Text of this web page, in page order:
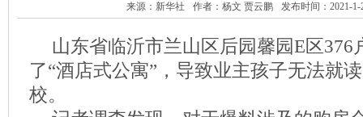
来源：新华社 作者：杨文 贾云鹏 发布时间：2021-1-
山东省临沂市兰山区后园馨园E区376
了“酒店式公寓”，导致业主孩子无法就
校。